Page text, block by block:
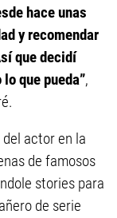
hace unas
y recomendar
que decidí
que pueda”,
actor en la
de famosos
stories para
de serie